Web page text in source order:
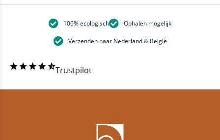
100% ecologisch Ophalen mogelijk
Verzenden naar Nederland & België
Trustpilot